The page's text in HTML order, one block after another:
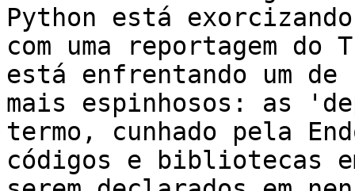
Python está
com uma reportagem do
está enfrentando um de
mais espinhosos: as
termo, cunhado pela
códigos e bibliotecas